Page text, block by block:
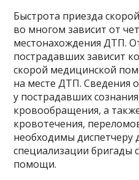
Быстрота приезда
во многом зависит от
местонахождения ДТП.
пострадавших зависит
скорой медицинской
на месте ДТП. Сведения
у пострадавших
кровообращения, а
кровотечения,
необходимы диспетчеру
специализации бригады
помощи.